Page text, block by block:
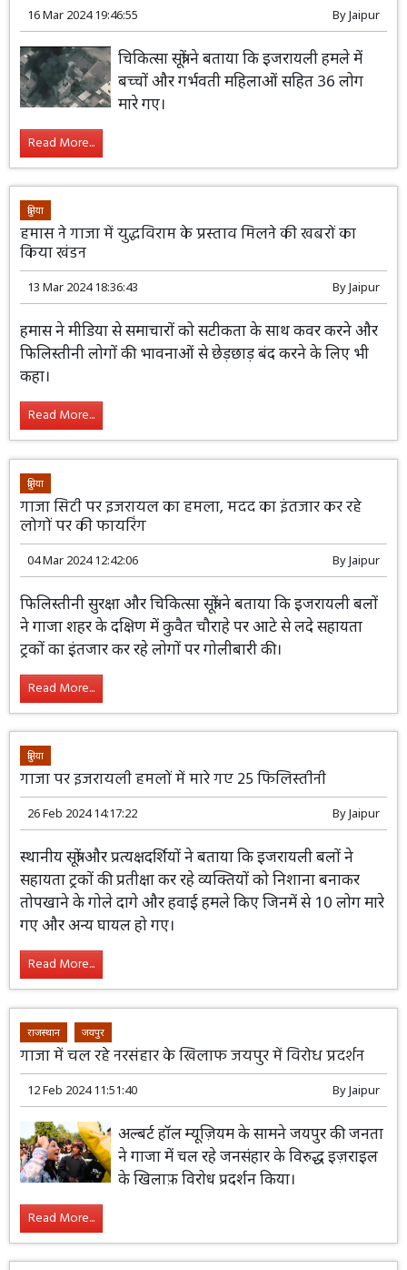
16 Mar 2024 19:46:55 ByJaipur
चिकित्सा सूत्रों ने बताया कि इजरायली हमले में
बच्चों और गर्भवती महिलाओं सहित 36 लोग
मारे गए।
Read More...
दुनिया
हमास ने गाजा में युद्धविराम के प्रस्ताव मिलने की खबरों का
किया खंडन
13 Mar 2024 18:36:43 ByJaipur
हमास ने मीडिया से समाचारों को सटीकता के साथ कवर करने और
फिलिस्तीनी लोगों की भावनाओं से छेड़छाड़ बंद करने के लिए भी
कहा।
Read More...
दुनिया
गाजा सिटी पर इजरायल का हमला, मदद का इंतजार कर रहे
लोगों पर की फायरिंग
04 Mar 2024 12:42:06 ByJaipur
फिलिस्तीनी सुरक्षा और चिकित्सा सूत्रों ने बताया कि इजरायली बलों
ने गाजा शहर के दक्षिण में कुवैत चौराहे पर आटे से लदे सहायता
ट्रकों का इंतजार कर रहे लोगों पर गोलीबारी की।
Read More...
दुनिया
गाजा पर इजरायली हमलों में मारे गए 25 फिलिस्तीनी
26 Feb 2024 14:17:22 ByJaipur
स्थानीय सूत्रों और प्रत्यक्षदर्शियों ने बताया कि इजरायली बलों ने
सहायता ट्रकों की प्रतीक्षा कर रहे व्यक्तियों को निशाना बनाकर
तोपखाने के गोले दागे और हवाई हमले किए जिनमें से 10 लोग मारे
गए और अन्य घायल हो गए।
Read More...
राजस्थान जयपुर
गाजा में चल रहे नरसंहार के खिलाफ जयपुर में विरोध प्रदर्शन
12 Feb 2024 11:51:40 ByJaipur
अल्बर्ट हॉल म्यूज़ियम के सामने जयपुर की जनता
ने गाजा में चल रहे जनसंहार के विरुद्ध इज़राइल
के खिलाफ़ विरोध प्रदर्शन किया।
Read More...